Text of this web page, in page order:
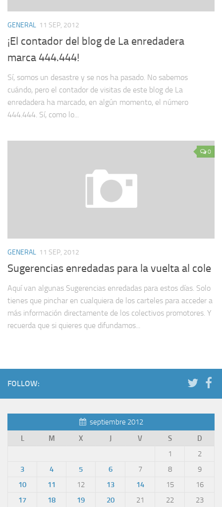
GENERAL 11 SEP, 2012
¡El contador del blog de La enredadera
marca 444.444!
Sí, somos un desastre y se nos ha pasado. No sabemos
cuándo, pero el contador de visitas de este blog de La
enredadera ha marcado, en algún momento, el número
444.444. Sí, como lo...
0
GENERAL 11 SEP, 2012
Sugerencias enredadas para la vuelta al cole
Aquí van algunas Sugerencias enredadas para estos días. Solo
tienes que pinchar en cualquiera de los carteles para acceder a
más información directamente de los colectivos promotores. Y
recuerda que si quieres que difundamos...
FOLLOW:
septiembre 2012
L
M X J V S D
1
2
3
4 5 6 7 8
9
10
11 12 13 14 15
16
17
18 19 20 21 22
23